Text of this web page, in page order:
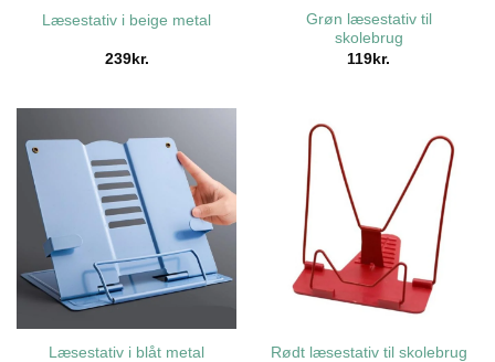
Læsestativ i beige metal
239kr.
Grøn læsestativ til
skolebrug
119kr.
Læsestativ i blåt metal
Rødt læsestativ til skolebrug